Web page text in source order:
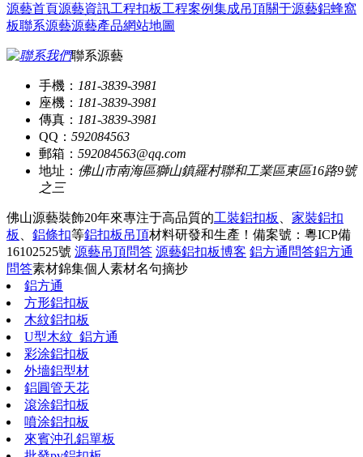
源藝首頁源藝資訊工程扣板工程案例集成吊頂關于源藝鋁蜂窩
板聯系源藝源藝產品網站地圖
聯系源藝
手機： 181-3839-3981
座機： 181-3839-3981
傳真： 181-3839-3981
QQ： 592084563
郵箱： 592084563@qq.com
地址： 佛山市南海區獅山鎮羅村聯和工業區東區16路9號
之三
佛山源藝裝飾20年來專注于高品質的工裝鋁扣板
家裝鋁扣
板
鋁條扣等鋁扣板吊頂材料研發和生產！ 備案號：粵ICP備
16102525號 源藝吊頂問答 源藝鋁扣板博客 鋁方通問答鋁方通
問答素材錦集個人素材名句摘抄
鋁方通
方形鋁扣板
木紋鋁扣板
U型木紋_鋁方通
彩涂鋁扣板
外墻鋁型材
鋁圓管天花
滾涂鋁扣板
噴涂鋁扣板
來賓沖孔鋁單板